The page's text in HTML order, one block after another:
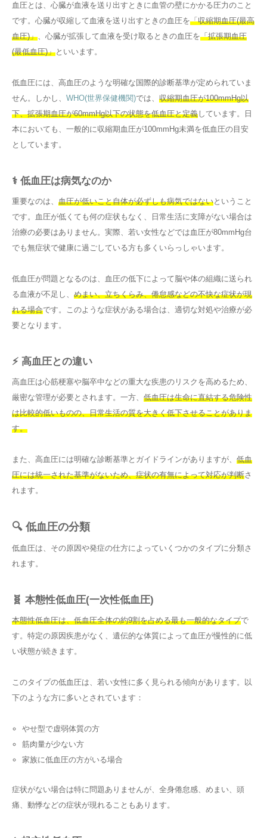
血圧とは、心臓が血液を送り出すときに血管の壁にかかる圧力のこと
です。心臓が収縮して血液を送り出すときの血圧を「収縮期血圧(最高
血圧)」、心臓が拡張して血液を受け取るときの血圧を「拡張期血圧
(最低血圧)」といいます。
低血圧には、高血圧のような明確な国際的診断基準が定められていま
せん。しかし、 WHO(世界保健機関)では、 収縮期血圧が100mmHg以
下、拡張期血圧が60mmHg以下の状態を低血圧と定義 しています。日
本においても、一般的に収縮期血圧が100mmHg未満を低血圧の目安
としています。
⚕️ 低血圧は病気なのか
重要なのは、 血圧が低いこと自体が必ずしも病気ではないということ
です。血圧が低くても何の症状もなく、日常生活に支障がない場合は
治療の必要はありません。実際、若い女性などでは血圧が80mmHg台
でも無症状で健康に過ごしている方も多くいらっしゃいます。
低血圧が問題となるのは、血圧の低下によって脳や体の組織に送られ
る血液が不足し、 めまい、立ちくらみ、倦怠感などの不快な症状が現
れる場合です。このような症状がある場合は、適切な対処や治療が必
要となります。
⚡ 高血圧との違い
高血圧は心筋梗塞や脳卒中などの重大な疾患のリスクを高めるため、
厳密な管理が必要とされます。一方、 低血圧は生命に直結する危険性
は比較的低いものの、日常生活の質を大きく低下させることがありま
す。
また、高血圧には明確な診断基準とガイドラインがありますが、 低血
圧には統一された基準がないため、症状の有無によって対応が判断さ
れます。
🔍 低血圧の分類
低血圧は、その原因や発症の仕方によっていくつかのタイプに分類さ
れます。
🧬 本態性低血圧(一次性低血圧)
本態性低血圧は、低血圧全体の約9割を占める最も一般的なタイプで
す。特定の原因疾患がなく、遺伝的な体質によって血圧が慢性的に低
い状態が続きます。
このタイプの低血圧は、若い女性に多く見られる傾向があります。以
下のような方に多いとされています：
やせ型で虚弱体質の方
筋肉量が少ない方
家族に低血圧の方がいる場合
症状がない場合は特に問題ありませんが、全身倦怠感、めまい、頭
痛、動悸などの症状が現れることもあります。